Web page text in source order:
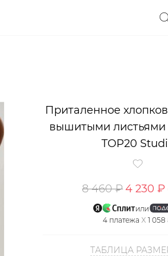
Приталенное
вышитыми листьями
TOP20
8 460 ₽4 230 ₽
или
4 платежаX 1 058
ТАБЛИЦА